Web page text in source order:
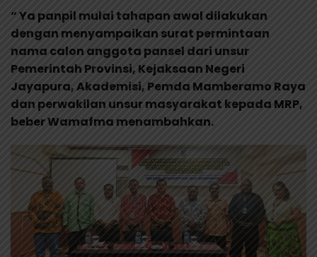
“ Ya panpil mulai tahapan awal dilakukan
dengan menyampaikan surat permintaan
nama calon anggota pansel dari unsur
Pemerintah Provinsi, Kejaksaan Negeri
Jayapura, Akademisi, Pemda Mamberamo Raya
dan perwakilan unsur masyarakat kepada MRP,
beber Wamafma menambahkan.